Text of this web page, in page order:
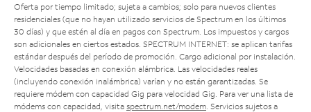
Oferta por tiempo limitado; sujeta a cambios; solo para nuevos clientes
residenciales (que no hayan utilizado servicios de Spectrum en los últimos
30 días) y que estén al día en pagos con Spectrum. Los impuestos y cargos
son adicionales en ciertos estados. SPECTRUM INTERNET: se aplican tarifas
estándar después del período de promoción. Cargo adicional por instalación.
Velocidades basadas en conexión alámbrica. Las velocidades reales
(incluyendo conexión inalámbrica) varían y no están garantizadas. Se
requiere módem con capacidad Gig para velocidad Gig. Para ver una lista de
módems con capacidad, visita spectrum.net/modem . Servicios sujetos a